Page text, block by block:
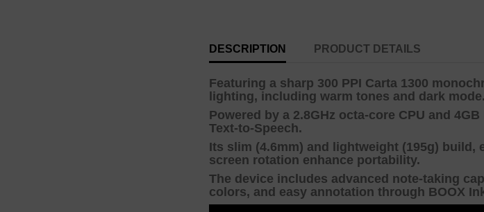
DESCRIPTION PRODUCT DETAILS
Featuring a sharp 300 PPI Carta 1300
lighting, including warm tones and dark mode.
Powered by a 2.8GHz octa-core CPU and
Text-to-Speech.
Its slim (4.6mm) and lightweight (195g)
screen rotation enhance portability.
The device includes advanced note-taking
colors, and easy annotation through BOOX